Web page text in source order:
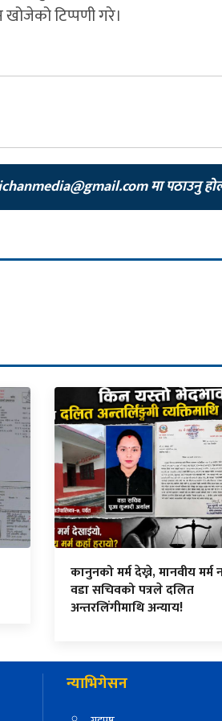
टिप्पणी गरे।
मा पठाउनु
कानुनको मर्म देख्ने, मानवीय मर्म
वडा सचिवको पत्रले दलित
अन्तरलिंगीमाथि अन्याय!
न्याभिगेसन